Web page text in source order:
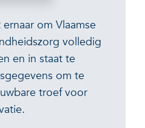
om Vlaamse
volledig
en in staat te
om te
troef voor